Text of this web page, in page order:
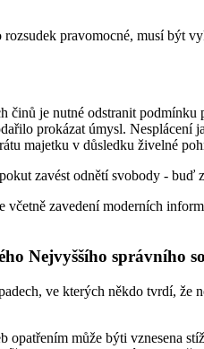
pravomocné, musí být
je nutné odstranit podmínku
prokázat úmysl.
majetku v důsledku živelné
zavést odnětí svobody - buď
včetně zavedení moderních
Nejvyššího správního
ve kterých někdo tvrdí,
může býti vznesena